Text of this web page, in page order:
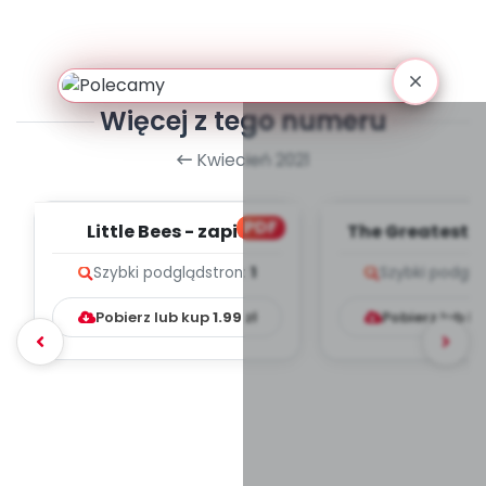
Więcej z tego numeru
Kwiecień 2021
PDF
Little Bees - zapis
Szybki podglądstron: 1
Pobierz lub kup1.99 zł
The Greatest
Szybki
Pobierz lub